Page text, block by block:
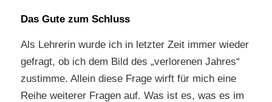
Das Gute zum Schluss
Als Lehrerin wurde ich in letzter Zeit immer wieder
gefragt, ob ich dem Bild des „verlorenen Jahres“
zustimme. Allein diese Frage wirft für mich eine
Reihe weiterer Fragen auf. Was ist es, was es im